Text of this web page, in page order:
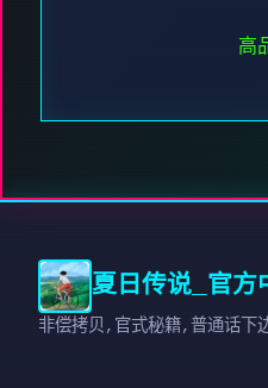
高
夏日传说_官方
非偿拷贝,官式秘籍,普通话下